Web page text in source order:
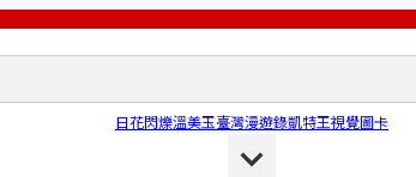
日花閃爍溫美玉臺灣漫遊錄凱特王視覺圖卡